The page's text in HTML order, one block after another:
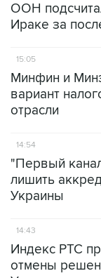
ООН
Ираке за
15:05
Минфин и
вариант
отрасли
14:54
"Первый
лишить
Украины
14:43
Индекс РТС
отмены